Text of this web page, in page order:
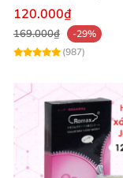
gian chính hãng
120.000₫
169.000₫
-29%
(987)